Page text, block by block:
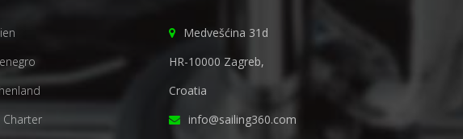
Charter
Medvešćina 31d
HR-10000 Zagreb,
Croatia
info@sailing360.com